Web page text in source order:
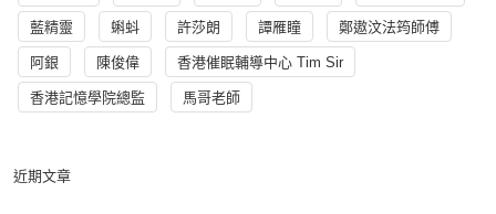
藍精靈 蝌蚪 許莎朗 譚雁瞳 鄭遨汶法筠師傅
阿銀 陳俊偉 香港催眠輔導中心 Tim Sir
香港記憶學院總監 馬哥老師
近期文章